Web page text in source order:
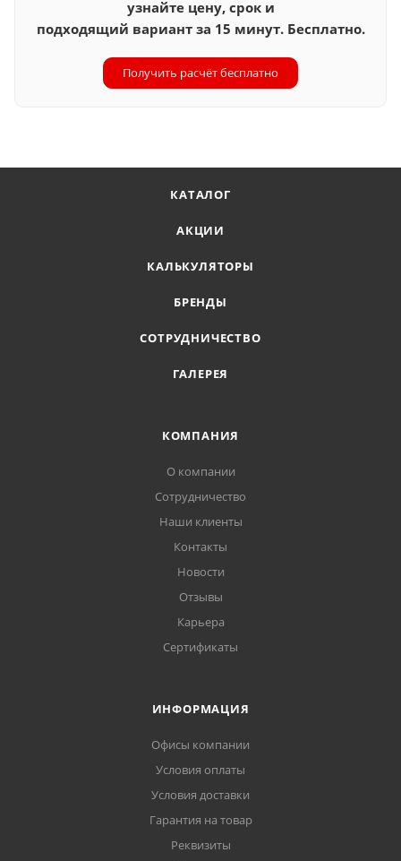
узнайте цену, срок и
подходящий вариант за 15 минут. Бесплатно.
Получить расчёт бесплатно
КАТАЛОГ
АКЦИИ
КАЛЬКУЛЯТОРЫ
БРЕНДЫ
СОТРУДНИЧЕСТВО
ГАЛЕРЕЯ
КОМПАНИЯ
О компании
Сотрудничество
Наши клиенты
Контакты
Новости
Отзывы
Карьера
Сертификаты
ИНФОРМАЦИЯ
Офисы компании
Условия оплаты
Условия доставки
Гарантия на товар
Реквизиты